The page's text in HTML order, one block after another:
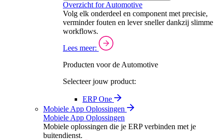
Overzicht for Automotive
Volg elk onderdeel en component met precisie,
verminder fouten en lever sneller dankzij slimme
workflows.
Lees meer:
Producten voor de Automotive
Selecteer jouw product:
ERP One
Mobiele App Oplossingen
Mobiele App Oplossingen
Mobiele oplossingen die je ERP verbinden met je
buitendienst.